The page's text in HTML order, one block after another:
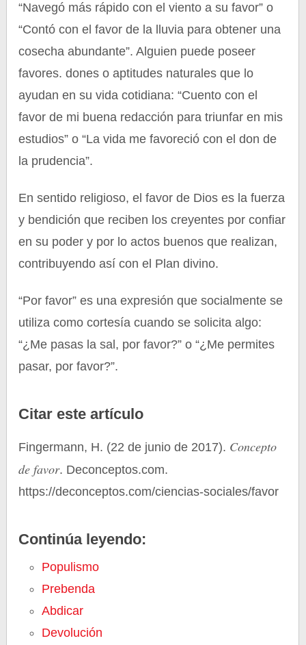
“Navegó más rápido con el viento a su favor” o
“Contó con el favor de la lluvia para obtener una
cosecha abundante”. Alguien puede poseer
favores. dones o aptitudes naturales que lo
ayudan en su vida cotidiana: “Cuento con el
favor de mi buena redacción para triunfar en mis
estudios” o “La vida me favoreció con el don de
la prudencia”.
En sentido religioso, el favor de Dios es la fuerza
y bendición que reciben los creyentes por confiar
en su poder y por lo actos buenos que realizan,
contribuyendo así con el Plan divino.
“Por favor” es una expresión que socialmente se
utiliza como cortesía cuando se solicita algo:
“¿Me pasas la sal, por favor?” o “¿Me permites
pasar, por favor?”.
Citar este artículo
Fingermann, H. (22 de junio de 2017). Concepto
de favor. Deconceptos.com.
https://deconceptos.com/ciencias-sociales/favor
Continúa leyendo:
Populismo
Prebenda
Abdicar
Devolución